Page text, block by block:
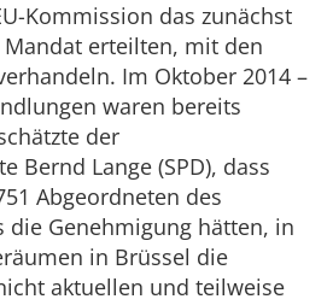
Kommission das zunächst
erteilten, mit den
Im Oktober 2014 –
waren bereits
der
Bernd Lange (SPD), dass
Abgeordneten des
die Genehmigung hätten, in
in Brüssel die
aktuellen und teilweise